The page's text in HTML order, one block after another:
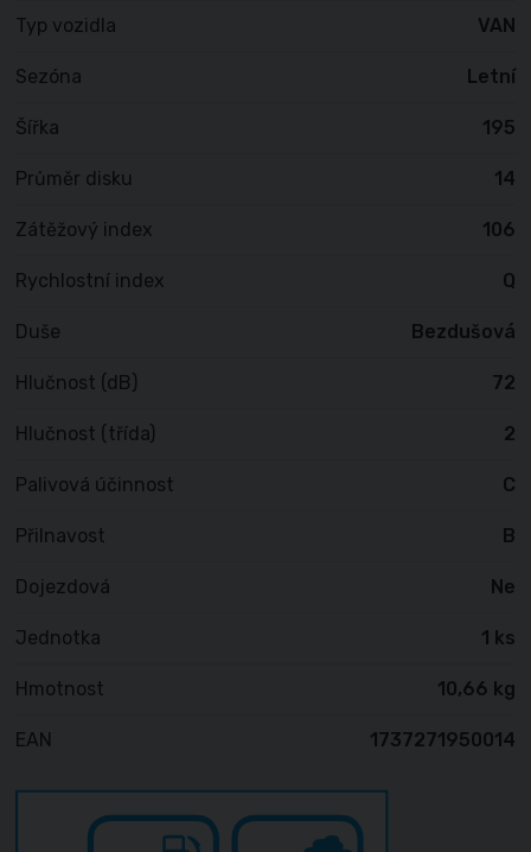
Typ vozidla VAN
Sezóna Letní
Šířka 195
Průměr disku 14
Zátěžový index 106
Rychlostní index Q
Duše Bezdušová
Hlučnost (dB) 72
Hlučnost (třída) 2
Palivová účinnost C
Přilnavost B
Dojezdová Ne
Jednotka 1 ks
Hmotnost 10,66 kg
EAN 1737271950014